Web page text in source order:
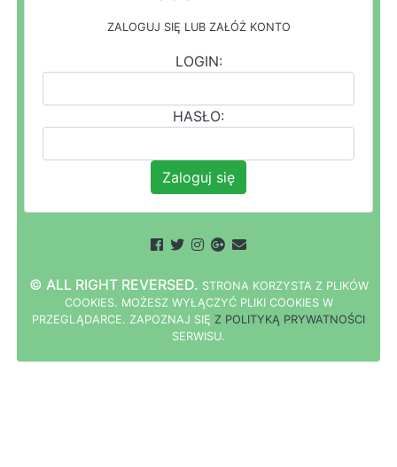
ZALOGUJ SIĘ LUB ZAŁÓŻ KONTO
LOGIN:
HASŁO:
Zaloguj się
© ALL RIGHT REVERSED. STRONA KORZYSTA Z PLIKÓW
COOKIES. MOŻESZ WYŁ ĄCZYĆ PL IKI COOKIES W
PRZEGLĄDARCE. ZAPOZNAJ SIĘ Z POLITYKĄ PRYWATNOŚCI
SERWISU.